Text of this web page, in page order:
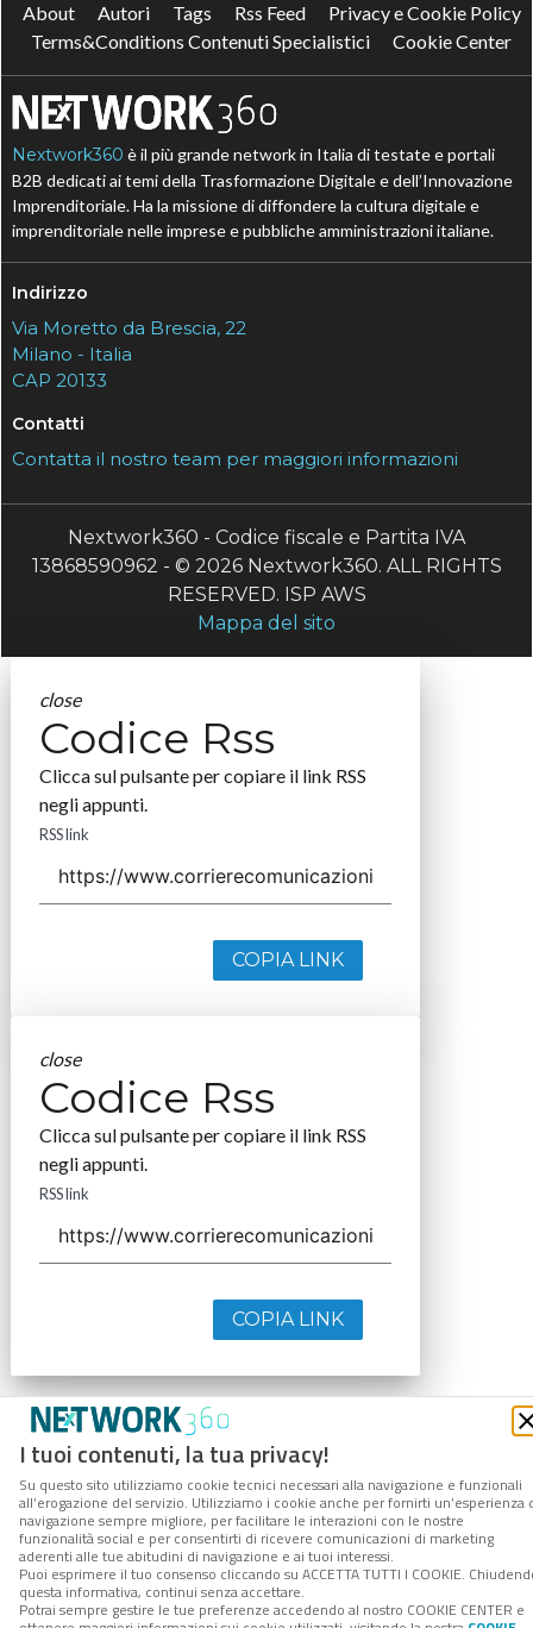
I tuoi contenuti, la tua privacy!
Su questo sito utilizziamo cookie tecnici necessari alla navigazione e funzionali
all’erogazione del servizio. Utilizziamo i cookie anche per fornirti un’esperienza
navigazione sempre migliore, per facilitare le interazioni con le nostre
funzionalità social e per consentirti di ricevere comunicazioni di marketing
aderenti alle tue abitudini di navigazione e ai tuoi interessi.
Puoi esprimere il tuo consenso cliccando su ACCETTA TUTTI I COOKIE.
questa informativa, continui senza accettare.
Potrai sempre gestire le tue preferenze accedendo al nostro COOKIE CENTER e
About Autori Tags Rss Feed
Privacy e Cookie Policy
Terms&Conditions Contenuti Specialistici
Cookie Center
Nextwork360 è il più grande network in Italia di testate e portali
B2B dedicati ai temi della Trasformazione Digitale e dell’Innovazione
Imprenditoriale. Ha la missione di diffondere la cultura digitale e
imprenditoriale nelle imprese e pubbliche amministrazioni italiane.
Indirizzo
Via Moretto da Brescia, 22
Milano - Italia
CAP 20133
Contatti
Contatta il nostro team per maggiori informazioni
Nextwork360 - Codice fiscale e Partita IVA
13868590962 - © 2026 Nextwork360. ALL RIGHTS
RESERVED. ISP AWS
Mappa del sito
close
Codice Rss
Clicca sul pulsante per copiare il link RSS
negli appunti.
RSS link
COPIA LINK
close
Codice Rss
Clicca sul pulsante per copiare il link RSS
negli appunti.
RSS link
COPIA LINK